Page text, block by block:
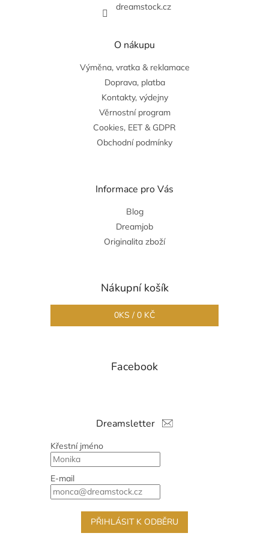
dreamstock.cz
O nákupu
Výměna, vratka & reklamace
Doprava, platba
Kontakty, výdejny
Věrnostní program
Cookies, EET & GDPR
Obchodní podmínky
Informace pro Vás
Blog
Dreamjob
Originalita zboží
Nákupní košík
0KS / 0 KČ
Facebook
Dreamsletter
Křestní jméno
E-mail
PŘIHLÁSIT K ODBĚRU